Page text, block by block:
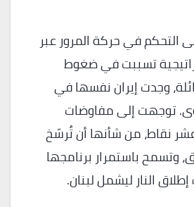
التحكم في حركة المرور عبر
تسببت في ضغوط
وجدت إيران نفسها في
توجهت إلى مفاوضات
نقاط، من شأنها أن تُرسّخ
وتسمح باستمرار برنامجها
النار ليشمل لبنان.